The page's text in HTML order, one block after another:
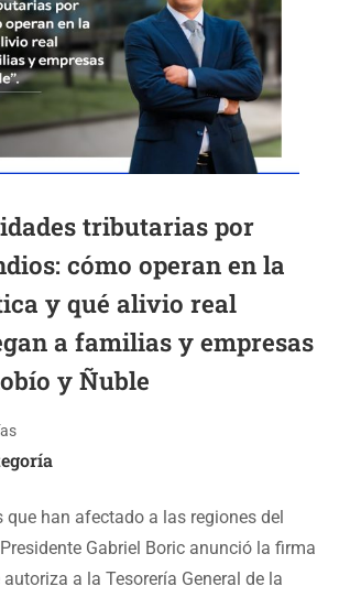
tributarias por
cómo operan en la
y qué alivio real
a familias y empresas
y Ñuble
que han afectado a las regiones del
Gabriel Boric anunció la firma
a la Tesorería General de la